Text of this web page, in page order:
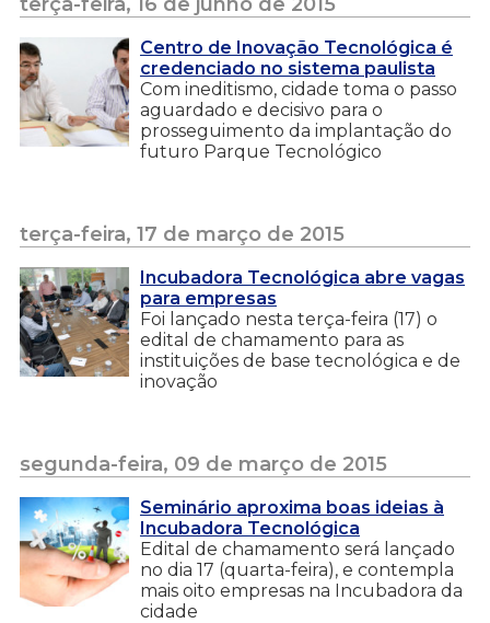
Centro de Inovação Tecnológica é
credenciado no sistema paulista
Com ineditismo, cidade toma o passo
aguardado e decisivo para o
prosseguimento da implantação do
futuro Parque Tecnológico
terça-feira, 17 de março de 2015
Incubadora Tecnológica abre vagas
para empresas
Foi lançado nesta terça-feira (17) o
edital de chamamento para as
instituições de base tecnológica e de
inovação
segunda-feira, 09 de março de 2015
Seminário aproxima boas ideias à
Incubadora Tecnológica
Edital de chamamento será lançado
no dia 17 (quarta-feira), e contempla
mais oito empresas na Incubadora da
cidade